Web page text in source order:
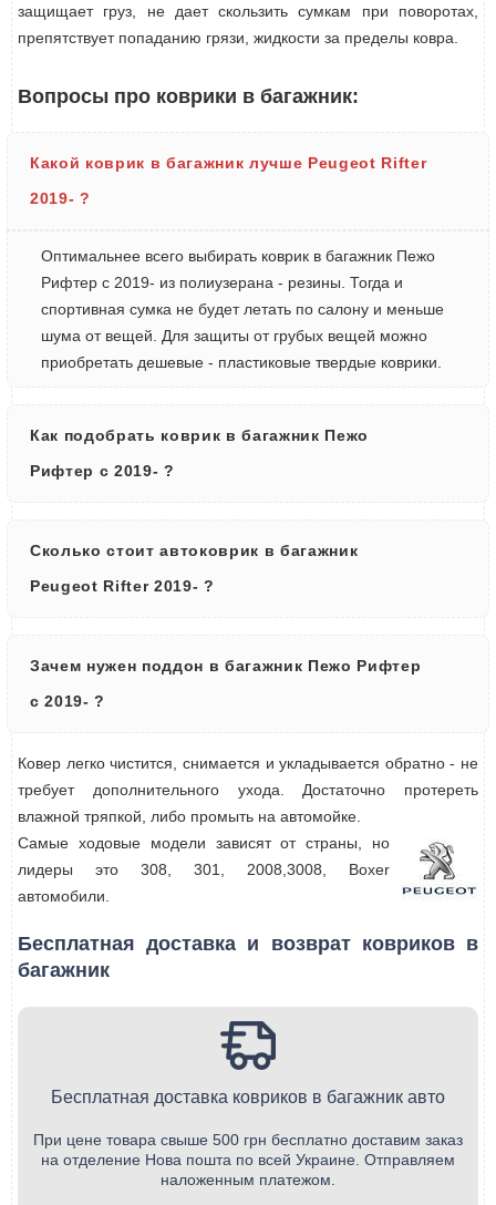
защищает груз, не дает скользить сумкам при поворотах,
препятствует попаданию грязи, жидкости за пределы ковра.
Вопросы про коврики в багажник:
Какой коврик в багажник лучше Peugeot Rifter
2019- ?
Оптимальнее всего выбирать коврик в багажник Пежо
Рифтер с 2019- из полиузерана - резины. Тогда и
спортивная сумка не будет летать по салону и меньше
шума от вещей. Для защиты от грубых вещей можно
приобретать дешевые - пластиковые твердые коврики.
Как подобрать коврик в багажник Пежо
Рифтер с 2019- ?
Сколько стоит автоковрик в багажник
Peugeot Rifter 2019- ?
Зачем нужен поддон в багажник Пежо Рифтер
с 2019- ?
Ковер легко чистится, снимается и укладывается обратно - не
требует дополнительного ухода. Достаточно протереть
влажной тряпкой, либо промыть на автомойке.
Самые ходовые модели зависят от страны, но
лидеры это 308, 301, 2008,3008, Boxer
автомобили.
Бесплатная доставка и возврат ковриков в
багажник
Бесплатная доставка ковриков в багажник авто
При цене товара свыше 500 грн бесплатно доставим заказ
на отделение Нова пошта по всей Украине. Отправляем
наложенным платежом.